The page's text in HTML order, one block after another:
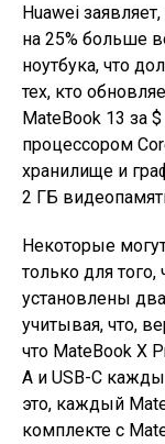
Huawei
на 25% больше
ноутбука, что
тех, кто
MateBook 13 за
процессором
хранилище и
2 ГБ
Некоторые
только для
установлены
учитывая, что,
что MateBook X
A и USB-C
это, каждый
комплекте с